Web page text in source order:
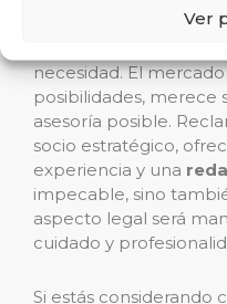
Ver
la asistencia de un
necesidad. El
posibilidades, merece
asesoría posible.
socio estratégico,
experiencia y una
impecable, sino
aspecto legal será
cuidado y
Si estás considerando